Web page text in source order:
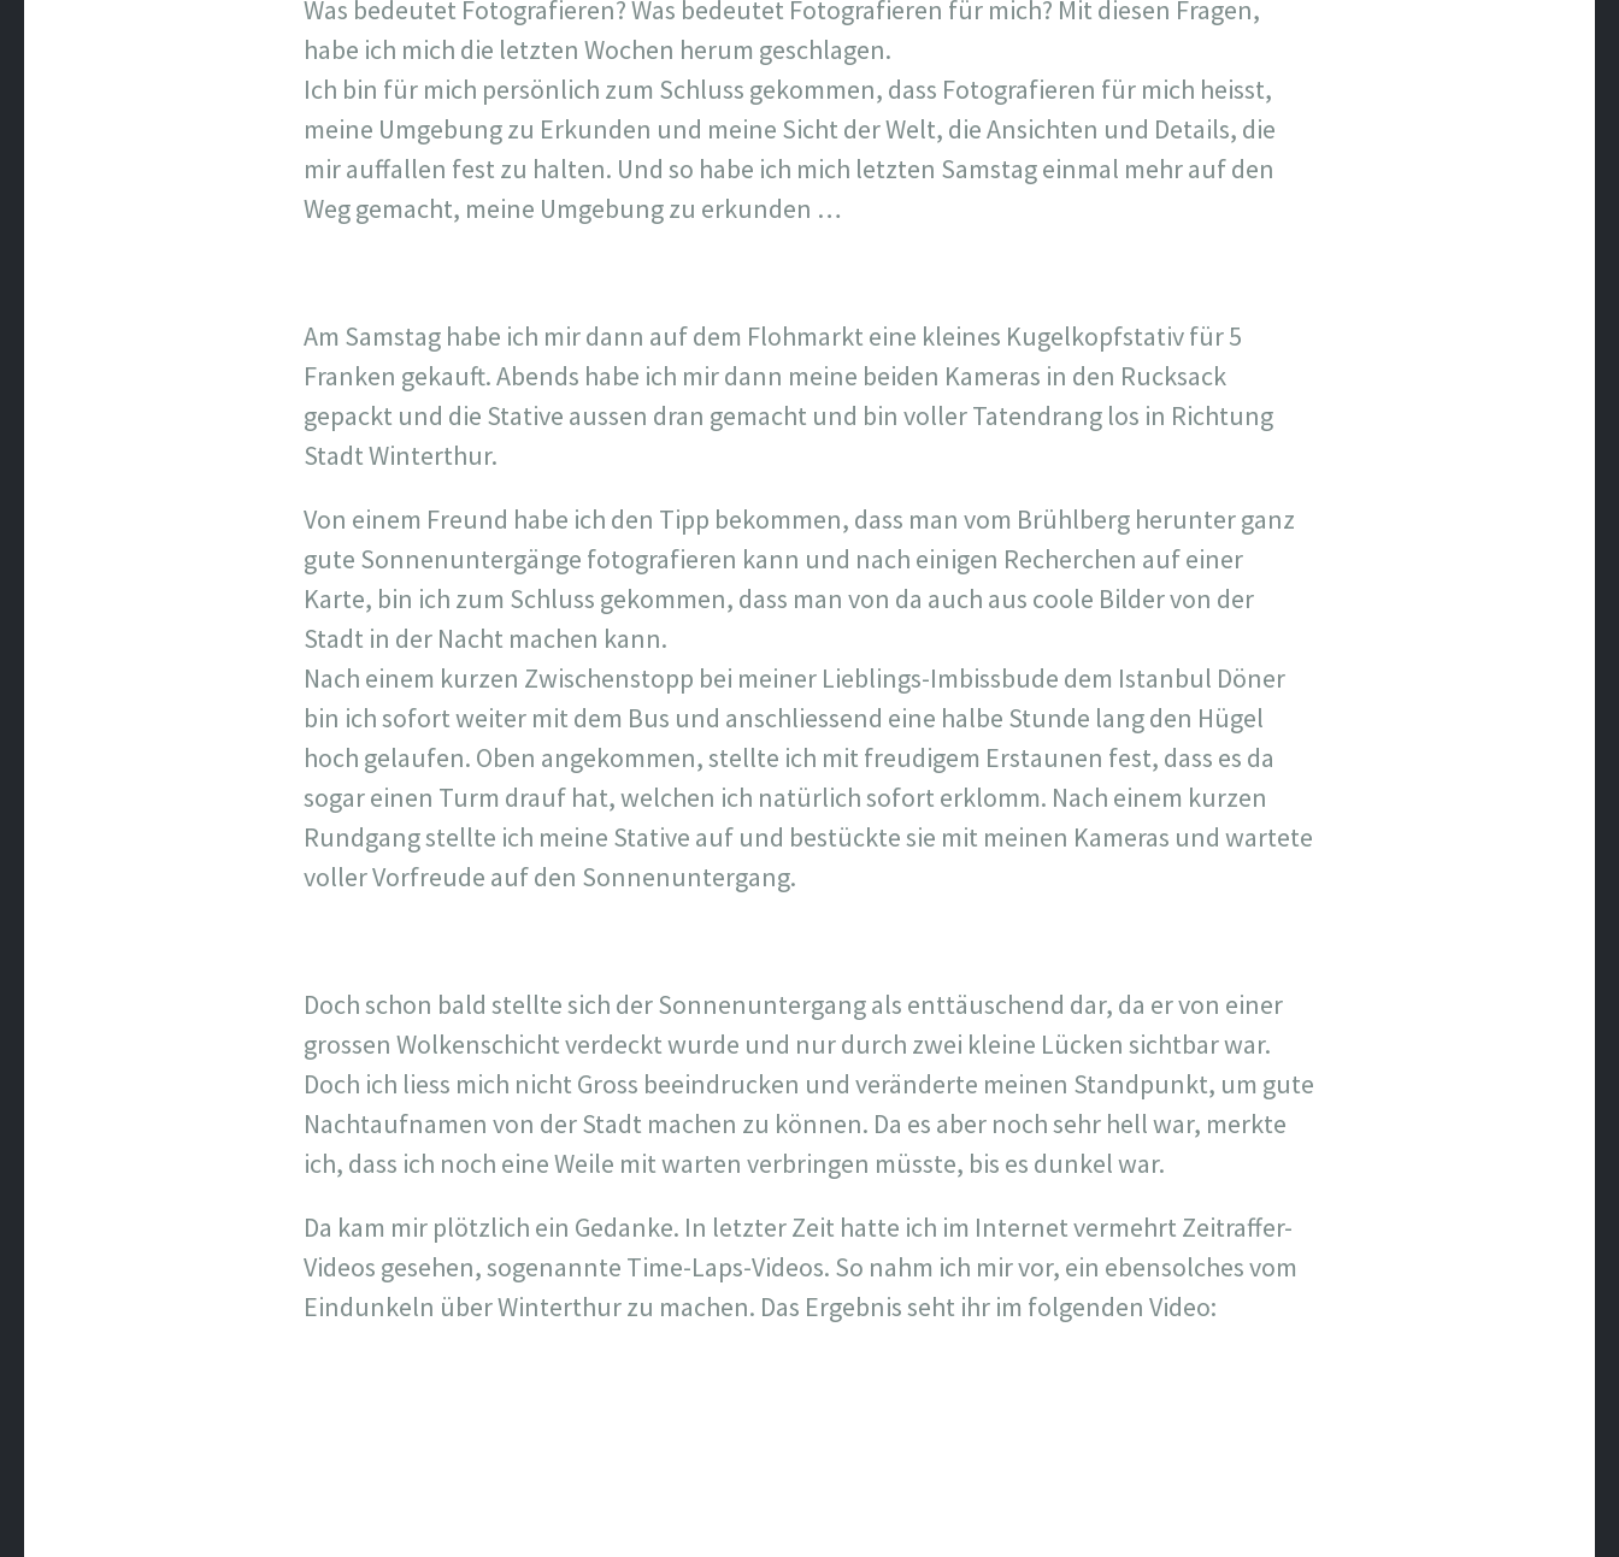
Was bedeutet Fotografieren? Was bedeutet Fotografieren für mich? Mit diesen Fragen,
habe ich mich die letzten Wochen herum geschlagen.
Ich bin für mich persönlich zum Schluss gekommen, dass Fotografieren für mich heisst,
meine Umgebung zu Erkunden und meine Sicht der Welt, die Ansichten und Details, die
mir auffallen fest zu halten. Und so habe ich mich letzten Samstag einmal mehr auf den
Weg gemacht, meine Umgebung zu erkunden …
Am Samstag habe ich mir dann auf dem Flohmarkt eine kleines Kugelkopfstativ für 5
Franken gekauft. Abends habe ich mir dann meine beiden Kameras in den Rucksack
gepackt und die Stative aussen dran gemacht und bin voller Tatendrang los in Richtung
Stadt Winterthur.
Von einem Freund habe ich den Tipp bekommen, dass man vom Brühlberg herunter ganz
gute Sonnenuntergänge fotografieren kann und nach einigen Recherchen auf einer
Karte, bin ich zum Schluss gekommen, dass man von da auch aus coole Bilder von der
Stadt in der Nacht machen kann.
Nach einem kurzen Zwischenstopp bei meiner Lieblings-Imbissbude dem Istanbul Döner
bin ich sofort weiter mit dem Bus und anschliessend eine halbe Stunde lang den Hügel
hoch gelaufen. Oben angekommen, stellte ich mit freudigem Erstaunen fest, dass es da
sogar einen Turm drauf hat, welchen ich natürlich sofort erklomm. Nach einem kurzen
Rundgang stellte ich meine Stative auf und bestückte sie mit meinen Kameras und wartete
voller Vorfreude auf den Sonnenuntergang.
Doch schon bald stellte sich der Sonnenuntergang als enttäuschend dar, da er von einer
grossen Wolkenschicht verdeckt wurde und nur durch zwei kleine Lücken sichtbar war.
Doch ich liess mich nicht Gross beeindrucken und veränderte meinen Standpunkt, um gute
Nachtaufnamen von der Stadt machen zu können. Da es aber noch sehr hell war, merkte
ich, dass ich noch eine Weile mit warten verbringen müsste, bis es dunkel war.
Da kam mir plötzlich ein Gedanke. In letzter Zeit hatte ich im Internet vermehrt Zeitraffer-
Videos gesehen, sogenannte Time-Laps-Videos. So nahm ich mir vor, ein ebensolches vom
Eindunkeln über Winterthur zu machen. Das Ergebnis seht ihr im folgenden Video: